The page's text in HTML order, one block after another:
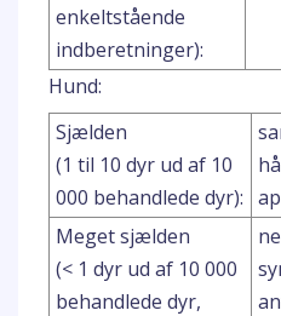
enkeltstående
indberetninger):
Hund:
Sjælden
(1 til 10 dyr ud af 10
000 behandlede dyr):
Meget sjælden
(< 1 dyr ud af 10 000
behandlede dyr,